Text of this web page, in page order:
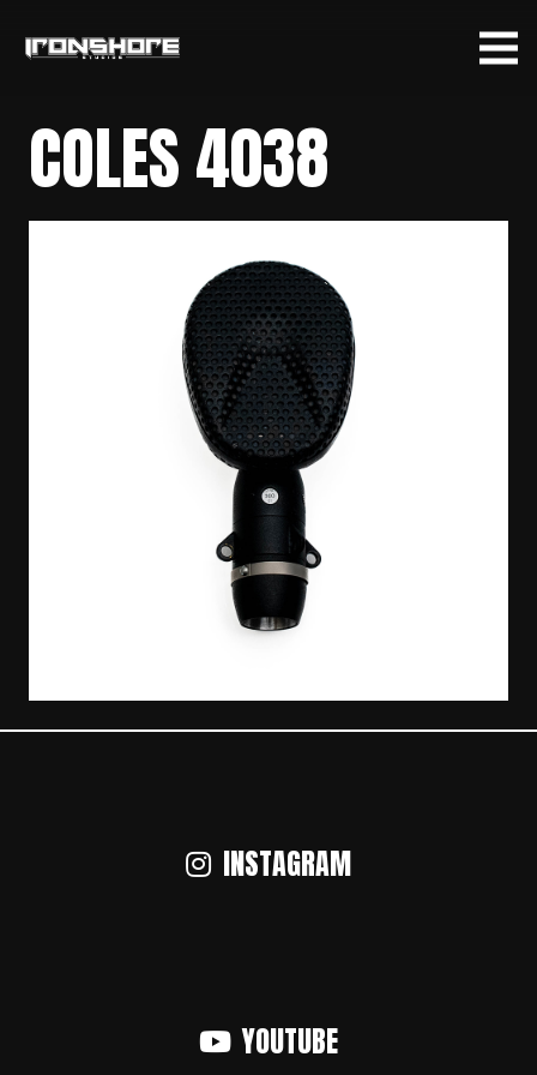
COLES 4038
INSTAGRAM
YOUTUBE